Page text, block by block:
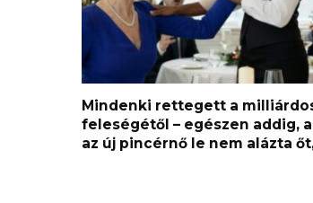
Mindenki rettegett a
feleségétől – egészen addig,
az új pincérnő le nem alázta